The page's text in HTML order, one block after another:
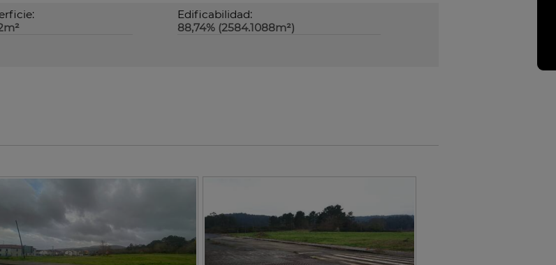
Edificabilidad:
88,74% (2584.1088m²)